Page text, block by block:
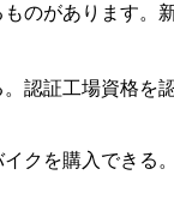
のがあります。
認証工場資格を
クを購入できる